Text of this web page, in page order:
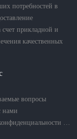
потребностей в
прикладной и
качественных
вопросы
нами
Политика конфиденциальности компании